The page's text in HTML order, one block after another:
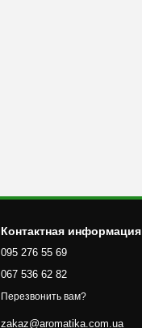
Контактная информация
095 276 55 69
067 536 62 82
Перезвонить вам?
zakaz@aromatika.com.ua